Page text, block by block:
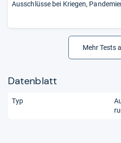
Ausschlüsse bei Kriegen,
Mehr Tests
Datenblatt
Typ